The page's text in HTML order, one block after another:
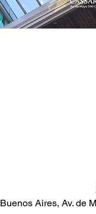
Buenos Aires, Av. de